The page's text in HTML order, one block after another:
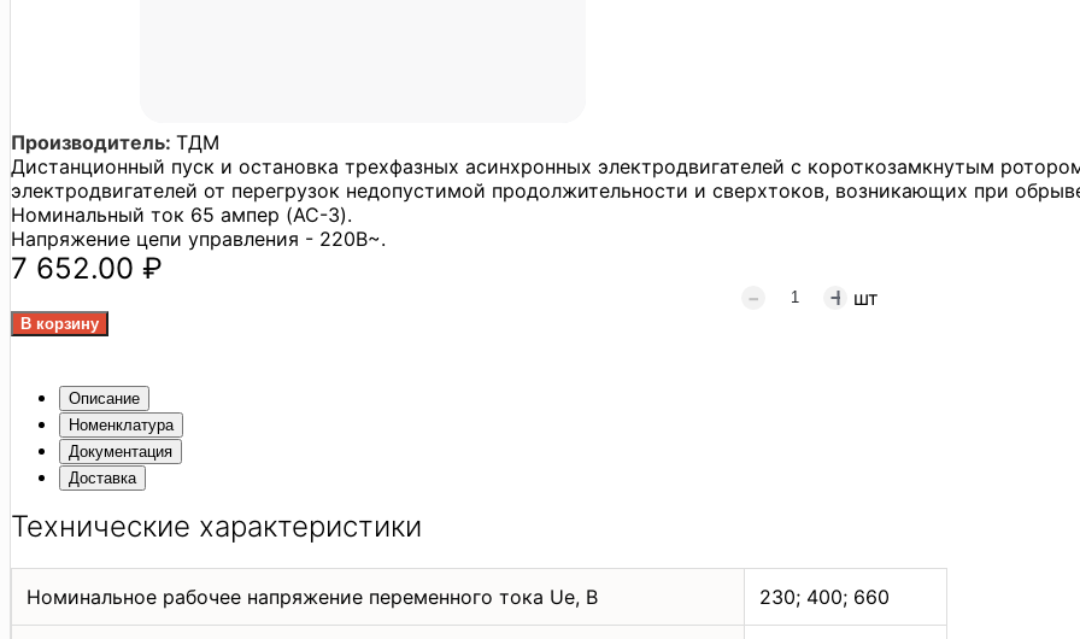
Производитель: ТДМ
Дистанционный пуск и остановка трехфазных асинхронных электродвигателей с короткозамкнутым
электродвигателей от перегрузок недопустимой продолжительности и сверхтоков, возникающих при
Номинальный ток 65 ампер (AC-3).
Напряжение цепи управления - 220В~.
7 652.00 ₽
шт
Описание
Номенклатура
Документация
Доставка
Технические характеристики
Номинальное рабочее напряжение переменного тока Uе, В 230; 400; 660